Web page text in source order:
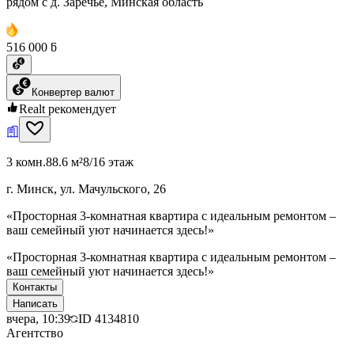
516 000 ƃ
Конвертер валют
Realt рекомендует
3 комн.88.6 м²8/16 этаж
г. Минск, ул. Мачульского, 26
«Просторная 3-комнатная квартира с идеальным ремонтом –
ваш семейный уют начинается здесь!»
«Просторная 3-комнатная квартира с идеальным ремонтом –
ваш семейный уют начинается здесь!»
Контакты
Написать
вчера, 10:39 ID 4134810
Агентство